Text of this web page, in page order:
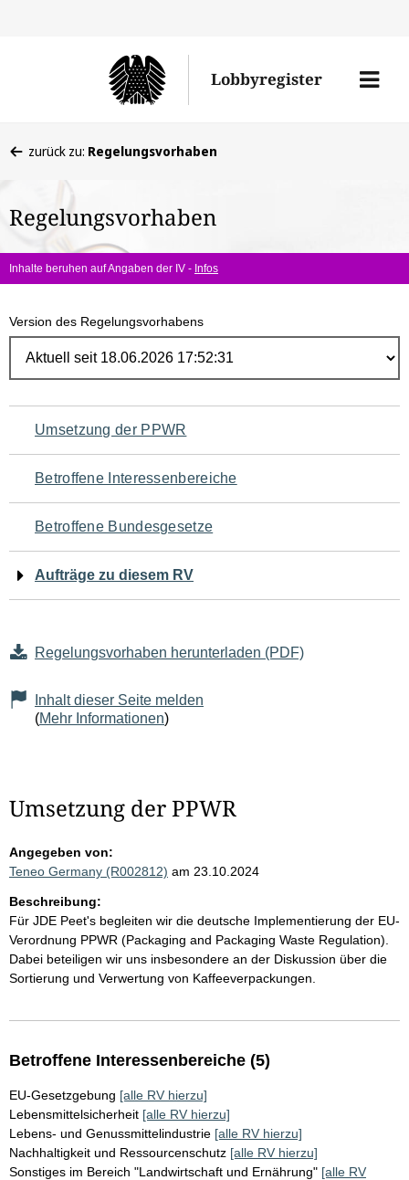
Lobbyregister
Menü
befinden
hier:
zurück zu: Regelungsvorhaben
Regelungsvorhaben
Inhalte beruhen auf Angaben der IV - Infos
Version des Regelungsvorhabens
Navigation
für
den
Seiteninhalt
Umsetzung der PPWR
Betroffene Interessenbereiche
Betroffene Bundesgesetze
Aufträge zu diesem RV
Regelungsvorhaben herunterladen (PDF)
Inhalt dieser Seite melden
(Mehr Informationen)
Umsetzung der PPWR
Angegeben von:
Teneo Germany (R002812) am 23.10.2024
Beschreibung:
Für JDE Peet's begleiten wir die deutsche Implementierung der EU-
Verordnung PPWR (Packaging and Packaging Waste Regulation).
Dabei beteiligen wir uns insbesondere an der Diskussion über die
Sortierung und Verwertung von Kaffeeverpackungen.
Betroffene Interessenbereiche (5)
EU-Gesetzgebung [alle RV hierzu]
Lebensmittelsicherheit [alle RV hierzu]
Lebens- und Genussmittelindustrie [alle RV hierzu]
Nachhaltigkeit und Ressourcenschutz [alle RV hierzu]
Sonstiges im Bereich "Landwirtschaft und Ernährung" [alle RV